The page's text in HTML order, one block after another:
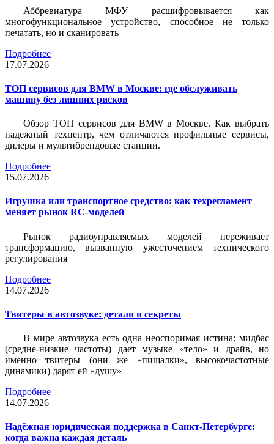
Аббревиатура МФУ расшифровывается как
многофункциональное устройство, способное не только
печатать, но и сканировать
Подробнее
17.07.2026
ТОП сервисов для BMW в Москве: где обслуживать
машину без лишних рисков
Обзор ТОП сервисов для BMW в Москве. Как выбрать
надежный техцентр, чем отличаются профильные сервисы,
дилеры и мультибрендовые станции.
Подробнее
15.07.2026
Игрушка или транспортное средство: как техрегламент
меняет рынок RC-моделей
Рынок радиоуправляемых моделей переживает
трансформацию, вызванную ужесточением технического
регулирования
Подробнее
14.07.2026
Твитеры в автозвуке: детали и секреты
В мире автозвука есть одна неоспоримая истина: мидбас
(средне-низкие частоты) дает музыке «тело» и драйв, но
именно твитеры (они же «пищалки», высокочастотные
динамики) дарят ей «душу»
Подробнее
14.07.2026
Надёжная юридическая поддержка в Санкт-Петербурге:
когда важна каждая деталь